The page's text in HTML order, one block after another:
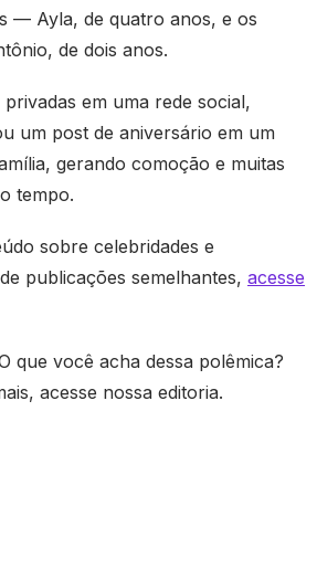
— Ayla, de quatro anos, e os
de dois anos.
em uma rede social,
um post de aniversário em um
gerando comoção e muitas
tempo.
sobre celebridades e
publicações semelhantes, acesse
que você acha dessa polêmica?
acesse nossa editoria.